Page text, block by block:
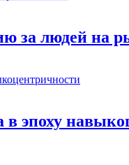
за людей на
эпоху